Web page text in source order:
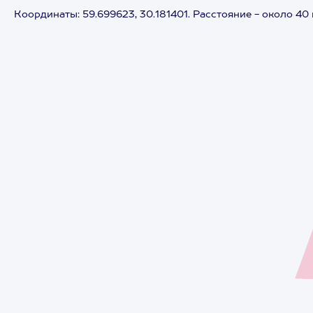
Координаты: 59.699623, 30.181401. Расстояние - около